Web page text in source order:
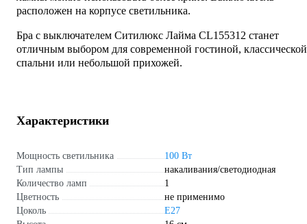
расположен на корпусе светильника.
Бра с выключателем Ситилюкс Лайма CL155312 станет
отличным выбором для современной гостиной, классической
спальни или небольшой прихожей.
Характеристики
Мощность светильника
100 Вт
Тип лампы
накаливания/светодиодная
Количество ламп
1
Цветность
не применимо
Цоколь
E27